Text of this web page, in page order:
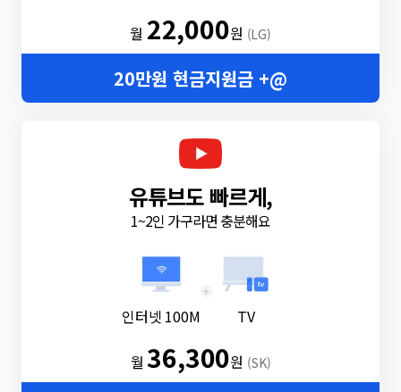
월 22,000원 (LG)
20만원 현금지원금 +@
유튜브도 빠르게,
1~2인 가구라면 충분해요
인터넷 100M
+
TV
월36,300원 (SK)